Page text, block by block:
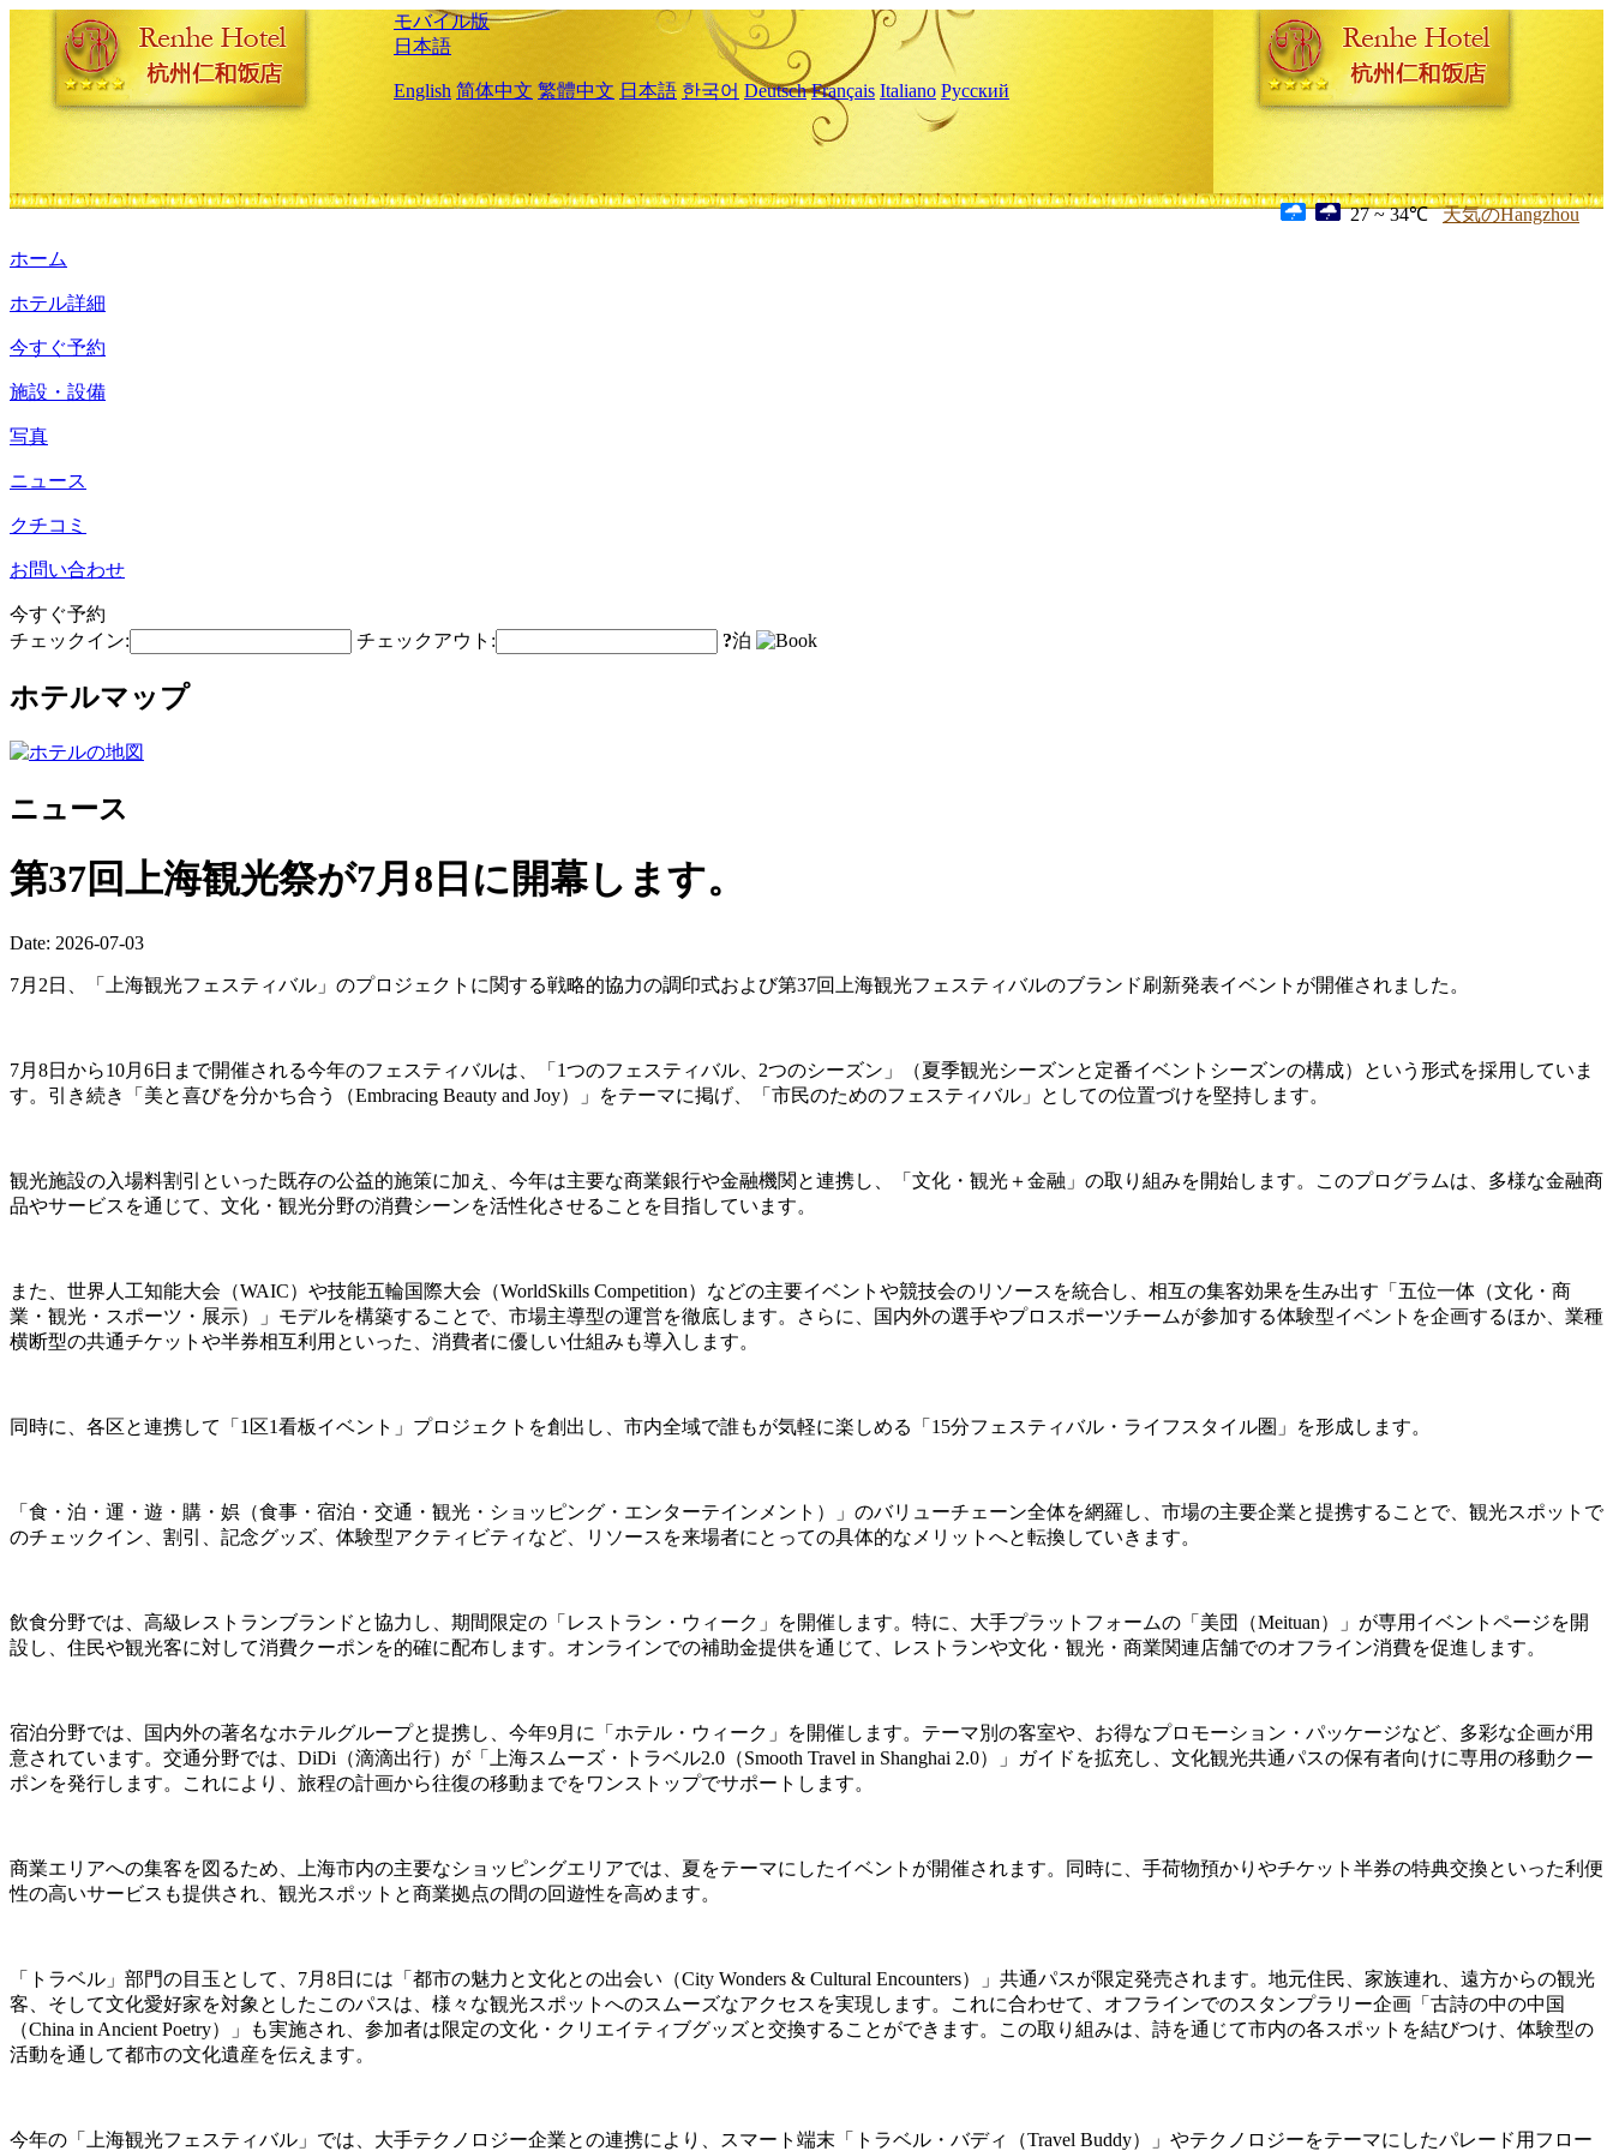
モバイル版
日本語
English 简体中文 繁體中文 日本語 한국어 Deutsch Français Italiano Русский
27 ~ 34℃ 天気のHangzhou
ホーム
ホテル詳細
今すぐ予約
施設・設備
写真
ニュース
クチコミ
お問い合わせ
今すぐ予約
チェックイン:
チェックアウト: ?泊
ホテルマップ
ニュース
第37回上海観光祭が7月8日に開幕します。
Date: 2026-07-03
7月2日、「上海観光フェスティバル」のプロジェクトに関する戦略的協力の調印式および第37回上海観光フェスティバルのブランド刷新発表イベントが開催されました。
7月8日から10月6日まで開催される今年のフェスティバルは、「1つのフェスティバル、2つのシーズン」（夏季観光シーズンと定番イベントシーズンの構成）という形式を採用していま
す。引き続き「美と喜びを分かち合う（Embracing Beauty and Joy）」をテーマに掲げ、「市民のためのフェスティバル」としての位置づけを堅持します。
観光施設の入場料割引といった既存の公益的施策に加え、今年は主要な商業銀行や金融機関と連携し、「文化・観光＋金融」の取り組みを開始します。このプログラムは、多様な金融商
品やサービスを通じて、文化・観光分野の消費シーンを活性化させることを目指しています。
また、世界人工知能大会（WAIC）や技能五輪国際大会（WorldSkills Competition）などの主要イベントや競技会のリソースを統合し、相互の集客効果を生み出す「五位一体（文化・商
業・観光・スポーツ・展示）」モデルを構築することで、市場主導型の運営を徹底します。さらに、国内外の選手やプロスポーツチームが参加する体験型イベントを企画するほか、業種
横断型の共通チケットや半券相互利用といった、消費者に優しい仕組みも導入します。
同時に、各区と連携して「1区1看板イベント」プロジェクトを創出し、市内全域で誰もが気軽に楽しめる「15分フェスティバル・ライフスタイル圏」を形成します。
「食・泊・運・遊・購・娯（食事・宿泊・交通・観光・ショッピング・エンターテインメント）」のバリューチェーン全体を網羅し、市場の主要企業と提携することで、観光スポットで
のチェックイン、割引、記念グッズ、体験型アクティビティなど、リソースを来場者にとっての具体的なメリットへと転換していきます。
飲食分野では、高級レストランブランドと協力し、期間限定の「レストラン・ウィーク」を開催します。特に、大手プラットフォームの「美団（Meituan）」が専用イベントページを開
設し、住民や観光客に対して消費クーポンを的確に配布します。オンラインでの補助金提供を通じて、レストランや文化・観光・商業関連店舗でのオフライン消費を促進します。
宿泊分野では、国内外の著名なホテルグループと提携し、今年9月に「ホテル・ウィーク」を開催します。テーマ別の客室や、お得なプロモーション・パッケージなど、多彩な企画が用
意されています。交通分野では、DiDi（滴滴出行）が「上海スムーズ・トラベル2.0（Smooth Travel in Shanghai 2.0）」ガイドを拡充し、文化観光共通パスの保有者向けに専用の移動クー
ポンを発行します。これにより、旅程の計画から往復の移動までをワンストップでサポートします。
商業エリアへの集客を図るため、上海市内の主要なショッピングエリアでは、夏をテーマにしたイベントが開催されます。同時に、手荷物預かりやチケット半券の特典交換といった利便
性の高いサービスも提供され、観光スポットと商業拠点の間の回遊性を高めます。
「トラベル」部門の目玉として、7月8日には「都市の魅力と文化との出会い（City Wonders & Cultural Encounters）」共通パスが限定発売されます。地元住民、家族連れ、遠方からの観光
客、そして文化愛好家を対象としたこのパスは、様々な観光スポットへのスムーズなアクセスを実現します。これに合わせて、オフラインでのスタンプラリー企画「古詩の中の中国
（China in Ancient Poetry）」も実施され、参加者は限定の文化・クリエイティブグッズと交換することができます。この取り組みは、詩を通じて市内の各スポットを結びつけ、体験型の
活動を通して都市の文化遺産を伝えます。
今年の「上海観光フェスティバル」では、大手テクノロジー企業との連携により、スマート端末「トラベル・バディ（Travel Buddy）」やテクノロジーをテーマにしたパレード用フロー